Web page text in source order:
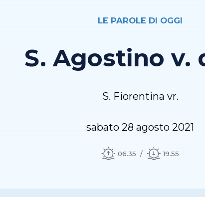
LE PAROLE DI OGGI
S. Agostino v.
S. Fiorentina vr.
sabato 28 agosto 2021
06.35 19.55